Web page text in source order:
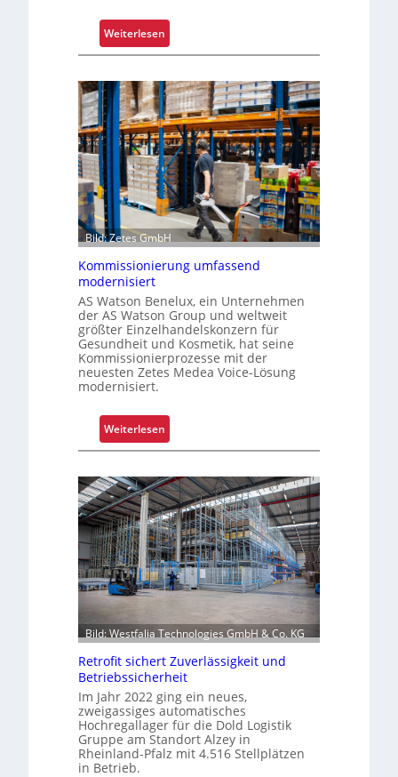
e
e
i
s
t
a
l
s
F
a
h
r
n
Weiterlesen
K
a
g
a
r
m
-
U
n
i
a
ü
r
S
c
t
s
t
o
f
f
r
l
e
n
Bild: Zetes GmbH
Kommissionierung umfassend
modernisiert
AS Watson Benelux, ein Unternehmen
der AS Watson Group und weltweit
größter Einzelhandelskonzern für
Gesundheit und Kosmetik, hat seine
Kommissionierprozesse mit der
neuesten Zetes Medea Voice-Lösung
modernisiert.
Weiterlesen
K
m
m
i
s
s
i
o
i
r
u
n
g
u
Bild: Westfalia Technologies GmbH & Co. KG
Retrofit sichert Zuverlässigkeit und
Betriebssicherheit
Im Jahr 2022 ging ein neues,
zweigassiges automatisches
Hochregallager für die Dold Logistik
Gruppe am Standort Alzey in
Rheinland-Pfalz mit 4.516 Stellplätzen
in Betrieb.